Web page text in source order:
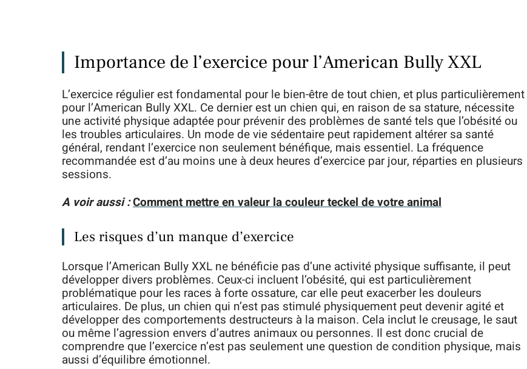
Importance de l’exercice pour l’American Bully XXL
L’exercice régulier est fondamental pour le bien-être de tout chien, et plus particulièrement
pour l’American Bully XXL. Ce dernier est un chien qui, en raison de sa stature, nécessite
une activité physique adaptée pour prévenir des problèmes de santé tels que l’obésité ou
les troubles articulaires. Un mode de vie sédentaire peut rapidement altérer sa santé
général, rendant l’exercice non seulement bénéfique, mais essentiel. La fréquence
recommandée est d’au moins une à deux heures d’exercice par jour, réparties en plusieurs
sessions.
A voir aussi :Comment mettre en valeur la couleur teckel de votre animal
Les risques d’un manque d’exercice
Lorsque l’American Bully XXL ne bénéficie pas d’une activité physique suffisante, il peut
développer divers problèmes. Ceux-ci incluent l’obésité, qui est particulièrement
problématique pour les races à forte ossature, car elle peut exacerber les douleurs
articulaires. De plus, un chien qui n’est pas stimulé physiquement peut devenir agité et
développer des comportements destructeurs à la maison. Cela inclut le creusage, le saut
ou même l’agression envers d’autres animaux ou personnes. Il est donc crucial de
comprendre que l’exercice n’est pas seulement une question de condition physique, mais
aussi d’équilibre émotionnel.